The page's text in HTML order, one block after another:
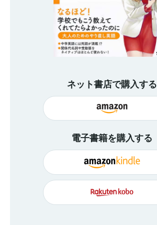
ネット書店で購入する
電子書籍を購入する